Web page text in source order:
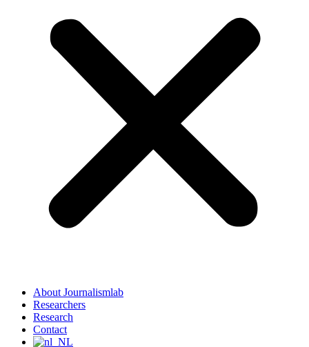
About Journalismlab
Researchers
Research
Contact